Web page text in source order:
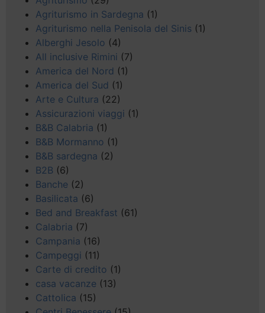
Agriturismo in Sardegna (1)
Agriturismo nella Penisola del Sinis (1)
Alberghi Jesolo (4)
All inclusive Rimini (7)
America del Nord (1)
America del Sud (1)
Arte e Cultura (22)
Assicurazioni viaggi (1)
B&B Calabria (1)
B&B Mormanno (1)
B&B sardegna (2)
B2B (6)
Banche (2)
Basilicata (6)
Bed and Breakfast (61)
Calabria (7)
Campania (16)
Campeggi (11)
Carte di credito (1)
casa vacanze (13)
Cattolica (15)